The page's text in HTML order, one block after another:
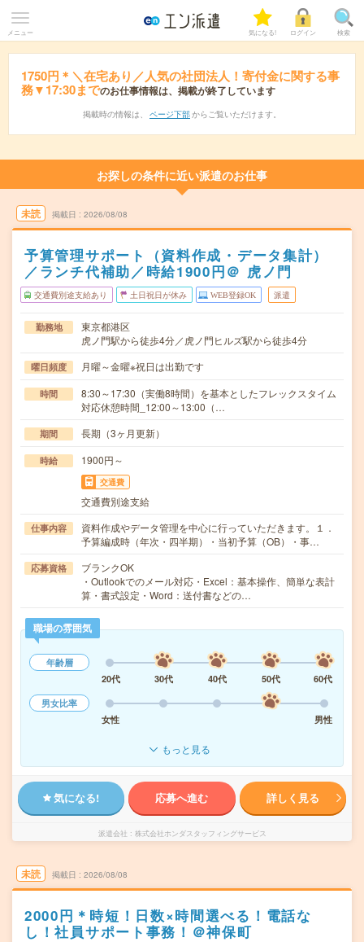
メニュー 気になる! ログイン 検索
1750円＊＼在宅あり／人気の社団法人！寄付金に関する事
務▼17:30までのお仕事情報は、掲載が終了しています
掲載時の情報は、 ページ下部 からご覧いただけます。
お探しの条件に近い派遣のお仕事
未読 掲載日 2026/08/08
予算管理サポート（資料作成・データ集計）
／ランチ代補助／時給1900円＠ 虎ノ門
交通費別途支給あり 土日祝日が休み WEB登録OK 派遣
勤務地
東京都港区
虎ノ門駅から徒歩4分／虎ノ門ヒルズ駅から徒歩4分
曜日頻度 月曜～金曜※祝日は出勤です
時間
8:30～17:30（実働8時間）を基本としたフレックスタイム
対応休憩時間_12:00～13:00（…
期間 長期（3ヶ月更新）
時給 1900円～
交通費
交通費別途支給
仕事内容
資料作成やデータ管理を中心に行っていただきます。１．
予算編成時（年次・四半期）・当初予算（OB）・事…
応募資格
ブランクOK
・Outlookでのメール対応・Excel：基本操作、簡単な表計
算・書式設定・Word：送付書などの…
職場の雰囲気
年齢層
20代
30代 40代 50代
60代
男女比率
女性
男性
もっと見る
気になる! 応募へ進む 詳しく見る
派遣会社 株式会社ホンダスタッフィングサービス
未読 掲載日 2026/08/08
2000円＊時短！日数×時間選べる！電話な
し！社員サポート事務！＠神保町